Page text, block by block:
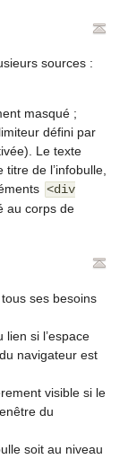
sources :
masqué ;
défini par
Le texte
de l’infobulle,
<div
au corps de
ses besoins
si l’espace
navigateur est
visible si le
du
soit au niveau